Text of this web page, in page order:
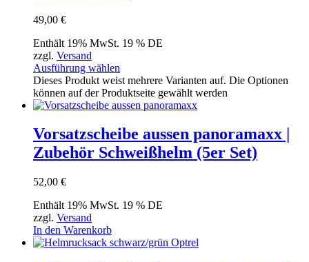
49,00 €
Enthält 19% MwSt. 19 % DE
zzgl. Versand
Ausführung wählen
Dieses Produkt weist mehrere Varianten auf. Die Optionen
können auf der Produktseite gewählt werden
Vorsatzscheibe aussen panoramaxx |
Zubehör Schweißhelm (5er Set)
52,00 €
Enthält 19% MwSt. 19 % DE
zzgl. Versand
In den Warenkorb